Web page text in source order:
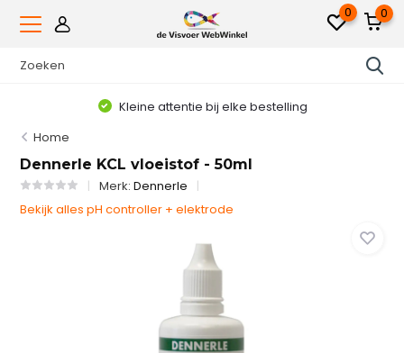
0 0
Kleine attentie bij elke bestelling
Home
Dennerle KCL vloeistof - 50ml
Merk:Dennerle
Bekijk alles pH controller + elektrode